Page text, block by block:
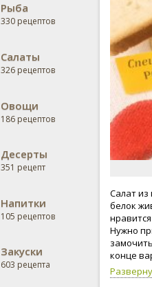
Рыба
330 рецептов
Салаты
326 рецептов
Овощи
186 рецептов
Десерты
351 рецепт
Напитки
105 рецептов
Закуски
603 рецепта
Салат из
белок
Нужно
конце
придаёт